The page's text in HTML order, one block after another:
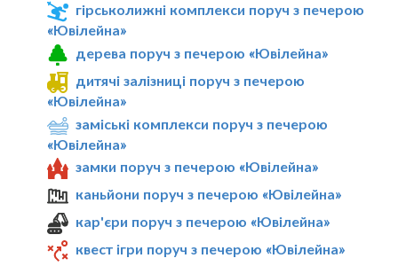
гірськолижні комплекси поруч з печерою
«Ювілейна»
дерева поруч з печерою «Ювілейна»
дитячі залізниці поруч з печерою
«Ювілейна»
заміські комплекси поруч з печерою
«Ювілейна»
замки поруч з печерою «Ювілейна»
каньйони поруч з печерою «Ювілейна»
кар'єри поруч з печерою «Ювілейна»
квест ігри поруч з печерою «Ювілейна»